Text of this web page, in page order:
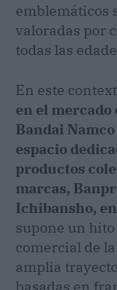
emblemáticos
valoradas por
todas las
En este
en el
Bandai
espacio
productos
marcas,
Ichibansho,
supone un
comercial de
amplia
basadas en